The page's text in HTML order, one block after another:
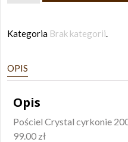
160x200
Kategoria Brak kategorii.
OPIS
Opis
Pościel Crystal cyrkonie
99.00 zł